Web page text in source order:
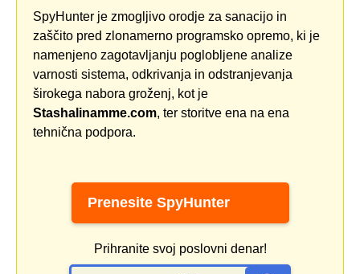
SpyHunter je zmogljivo orodje za sanacijo in
zaščito pred zlonamerno programsko opremo, ki je
namenjeno zagotavljanju poglobljene analize
varnosti sistema, odkrivanja in odstranjevanja
širokega nabora groženj, kot je
Stashalinamme.com, ter storitve ena na ena
tehnična podpora.
Prenesite SpyHunter
Prihranite svoj poslovni denar!